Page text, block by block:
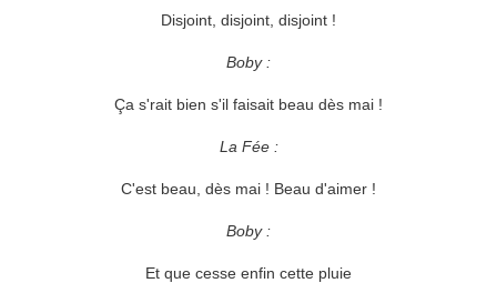
Disjoint, disjoint, disjoint !
Boby :
Ça s'rait bien s'il faisait beau dès mai !
La Fée :
C'est beau, dès mai ! Beau d'aimer !
Boby :
Et que cesse enfin cette pluie